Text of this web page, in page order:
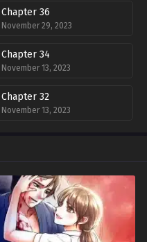
Chapter 36
November 29, 2023
Chapter 34
November 13, 2023
Chapter 32
November 13, 2023
Chapter 28
November 13, 2023
Chapter 26
November 13, 2023